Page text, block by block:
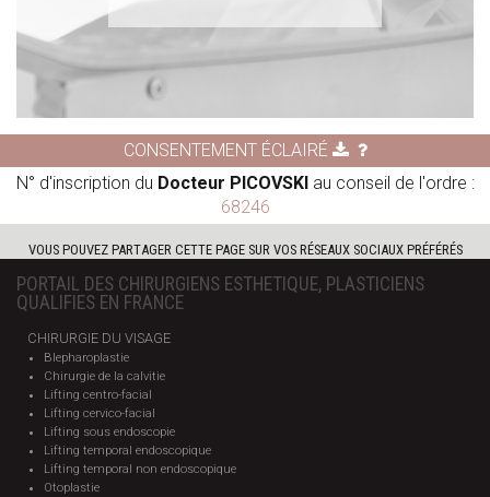
CONSENTEMENT ÉCLAIRÉ
N° d'inscription du Docteur PICOVSKI au conseil de l'ordre :
68246
VOUS POUVEZ PARTAGER CETTE PAGE SUR VOS RÉSEAUX SOCIAUX PRÉFÉRÉS
PORTAIL DES CHIRURGIENS ESTHETIQUE, PLASTICIENS
QUALIFIES EN FRANCE
CHIRURGIE DU VISAGE
Blepharoplastie
Chirurgie de la calvitie
Lifting centro-facial
Lifting cervico-facial
Lifting sous endoscopie
Lifting temporal endoscopique
Lifting temporal non endoscopique
Otoplastie